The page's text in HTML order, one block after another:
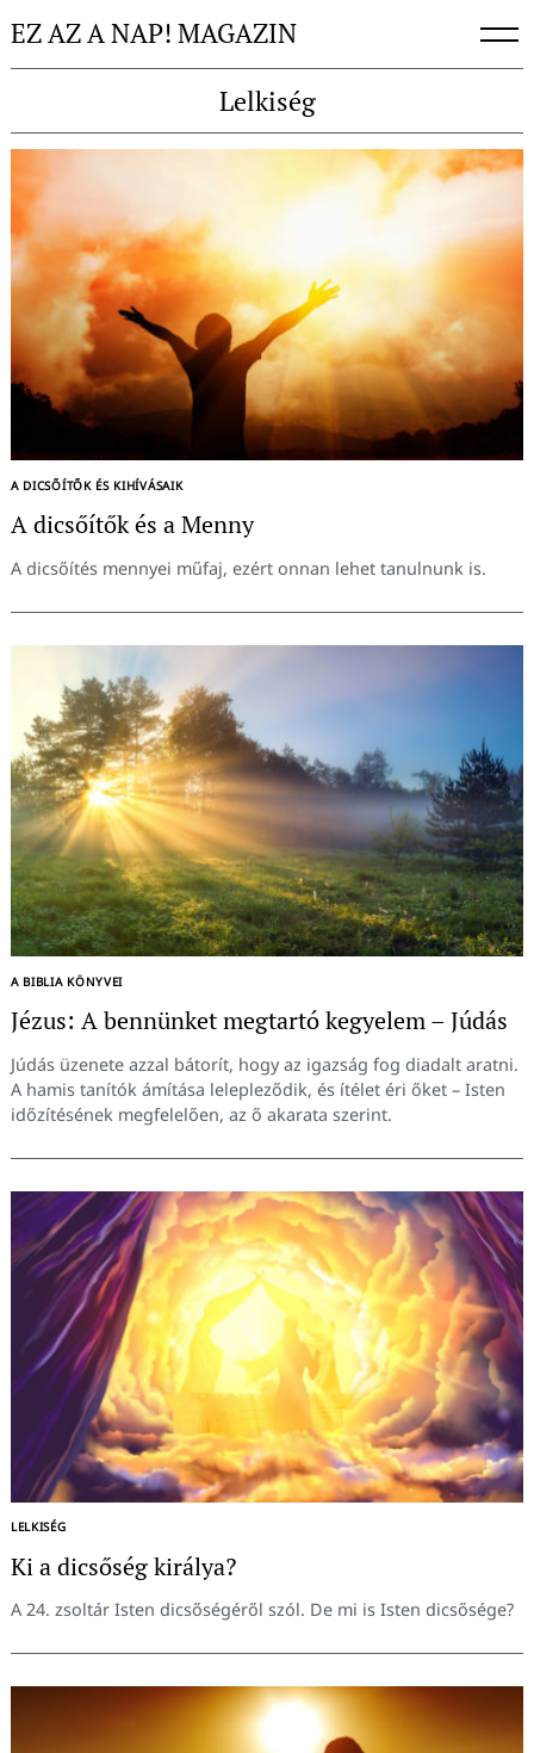
toEZ AZ A NAP! MAGAZIN
Lelkiség
A DICSŐÍTŐK ÉS KIHÍVÁSAIK
A dicsőítők és a Menny
A dicsőítés mennyei műfaj, ezért onnan lehet tanulnunk is.
A BIBLIA KÖNYVEI
Jézus: A bennünket megtartó kegyelem – Júdás
Júdás üzenete azzal bátorít, hogy az igazság fog diadalt aratni.
A hamis tanítók ámítása lelepleződik, és ítélet éri őket – Isten
időzítésének megfelelően, az ő akarata szerint.
LELKISÉG
Ki a dicsőség királya?
A 24. zsoltár Isten dicsőségéről szól. De mi is Isten dicsősége?